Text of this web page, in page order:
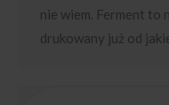
nie wiem. Ferment to
drukowany już od